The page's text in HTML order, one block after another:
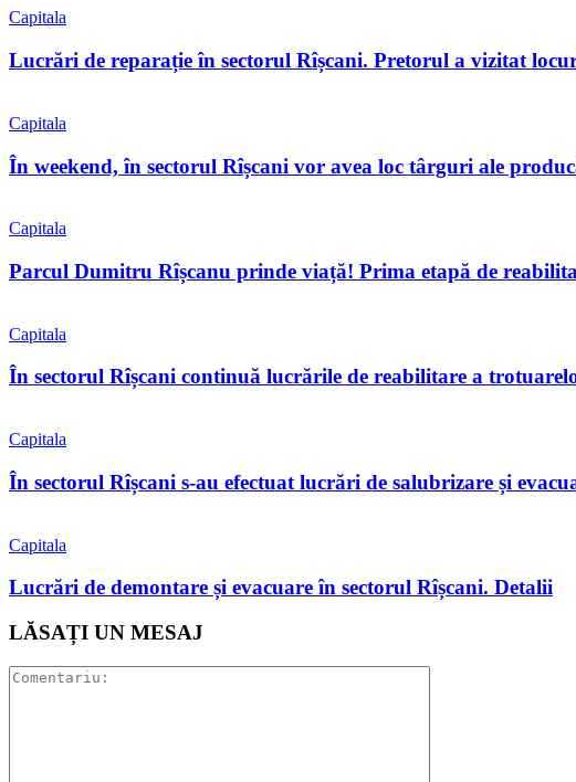
Capitala
Lucrări de reparație în sectorul Rîșcani. Pretorul a vizitat
Capitala
În weekend, în sectorul Rîșcani vor avea loc târguri ale
Capitala
Parcul Dumitru Rîșcanu prinde viață! Prima etapă de
Capitala
În sectorul Rîșcani continuă lucrările de reabilitare a
Capitala
În sectorul Rîșcani s-au efectuat lucrări de salubrizare și
Capitala
Lucrări de demontare și evacuare în sectorul Rîșcani. Detalii
LĂSAȚI UN MESAJ